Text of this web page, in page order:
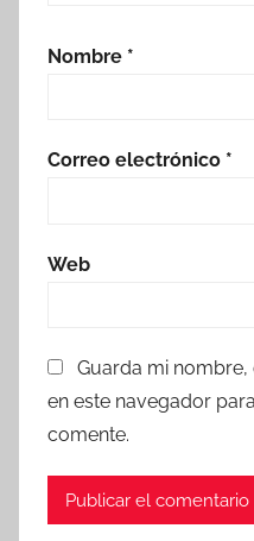
Nombre *
Correo electrónico *
Web
Guarda mi
en este navegador
comente.